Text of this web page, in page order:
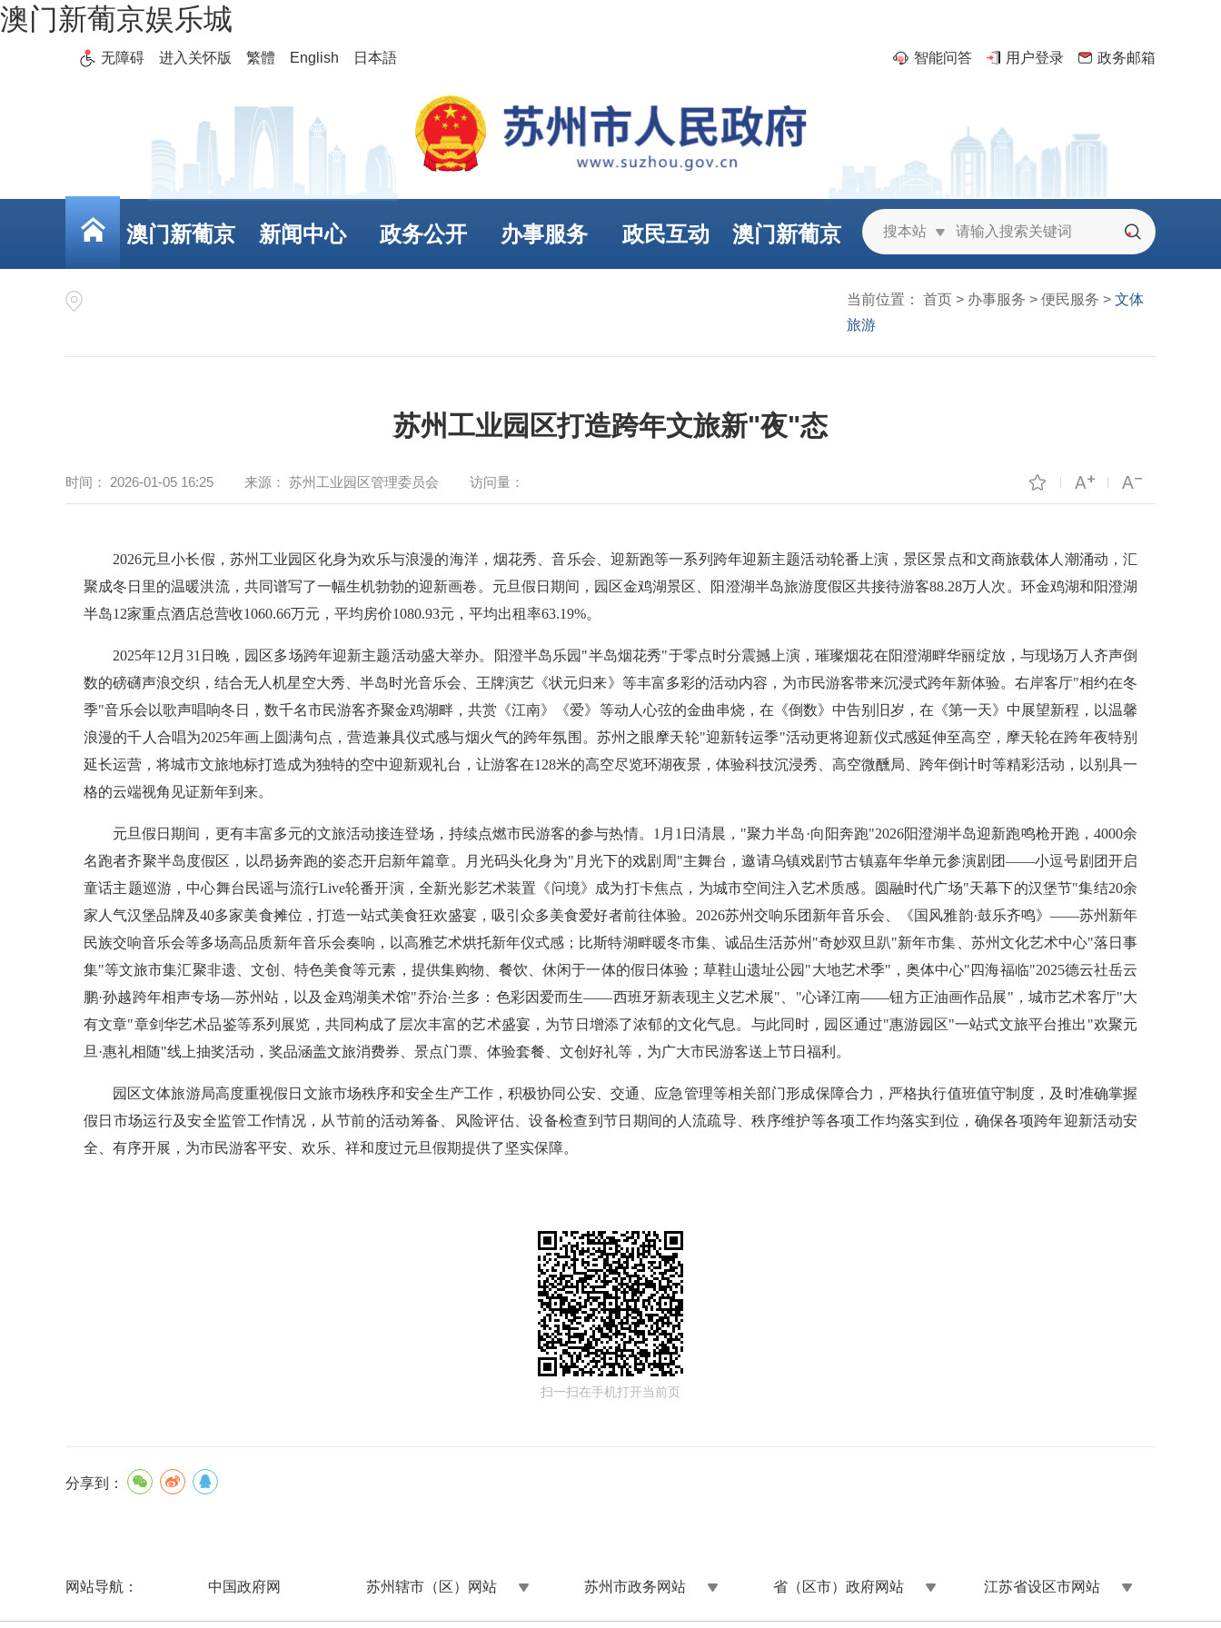
澳门新葡京娱乐城
无障碍 进入关怀版 繁體 English 日本語 智能问答 用户登录 政务邮箱
搜本站
澳门新葡京 新闻中心 政务公开 办事服务 政民互动 澳门新葡京
当前位置： 首页> 办事服务 > 便民服务 > 文体
旅游
苏州工业园区打造跨年文旅新"夜"态
时间： 2026-01-05 16:25 来源： 苏州工业园区管理委员会 访问量：
2026元旦小长假，苏州工业园区化身为欢乐与浪漫的海洋，烟花秀、音乐会、迎新跑等一系列跨年迎新主题活动轮番上演，景区景点和文商旅载体人潮涌动，汇
聚成冬日里的温暖洪流，共同谱写了一幅生机勃勃的迎新画卷。元旦假日期间，园区金鸡湖景区、阳澄湖半岛旅游度假区共接待游客88.28万人次。环金鸡湖和阳澄湖
半岛12家重点酒店总营收1060.66万元，平均房价1080.93元，平均出租率63.19%。
2025年12月31日晚，园区多场跨年迎新主题活动盛大举办。阳澄半岛乐园"半岛烟花秀"于零点时分震撼上演，璀璨烟花在阳澄湖畔华丽绽放，与现场万人齐声倒
数的磅礴声浪交织，结合无人机星空大秀、半岛时光音乐会、王牌演艺《状元归来》等丰富多彩的活动内容，为市民游客带来沉浸式跨年新体验。右岸客厅"相约在冬
季"音乐会以歌声唱响冬日，数千名市民游客齐聚金鸡湖畔，共赏《江南》《爱》等动人心弦的金曲串烧，在《倒数》中告别旧岁，在《第一天》中展望新程，以温馨
浪漫的千人合唱为2025年画上圆满句点，营造兼具仪式感与烟火气的跨年氛围。苏州之眼摩天轮"迎新转运季"活动更将迎新仪式感延伸至高空，摩天轮在跨年夜特别
延长运营，将城市文旅地标打造成为独特的空中迎新观礼台，让游客在128米的高空尽览环湖夜景，体验科技沉浸秀、高空微醺局、跨年倒计时等精彩活动，以别具一
格的云端视角见证新年到来。
元旦假日期间，更有丰富多元的文旅活动接连登场，持续点燃市民游客的参与热情。1月1日清晨，"聚力半岛·向阳奔跑"2026阳澄湖半岛迎新跑鸣枪开跑，4000余
名跑者齐聚半岛度假区，以昂扬奔跑的姿态开启新年篇章。月光码头化身为"月光下的戏剧周"主舞台，邀请乌镇戏剧节古镇嘉年华单元参演剧团——小逗号剧团开启
童话主题巡游，中心舞台民谣与流行Live轮番开演，全新光影艺术装置《问境》成为打卡焦点，为城市空间注入艺术质感。圆融时代广场"天幕下的汉堡节"集结20余
家人气汉堡品牌及40多家美食摊位，打造一站式美食狂欢盛宴，吸引众多美食爱好者前往体验。2026苏州交响乐团新年音乐会、《国风雅韵·鼓乐齐鸣》——苏州新年
民族交响音乐会等多场高品质新年音乐会奏响，以高雅艺术烘托新年仪式感；比斯特湖畔暖冬市集、诚品生活苏州"奇妙双旦趴"新年市集、苏州文化艺术中心"落日事
集"等文旅市集汇聚非遗、文创、特色美食等元素，提供集购物、餐饮、休闲于一体的假日体验；草鞋山遗址公园"大地艺术季"，奥体中心"四海福临"2025德云社岳云
鹏·孙越跨年相声专场—苏州站，以及金鸡湖美术馆"乔治·兰多：色彩因爱而生——西班牙新表现主义艺术展"、"心译江南——钮方正油画作品展"，城市艺术客厅"大
有文章"章剑华艺术品鉴等系列展览，共同构成了层次丰富的艺术盛宴，为节日增添了浓郁的文化气息。与此同时，园区通过"惠游园区"一站式文旅平台推出"欢聚元
旦·惠礼相随"线上抽奖活动，奖品涵盖文旅消费券、景点门票、体验套餐、文创好礼等，为广大市民游客送上节日福利。
园区文体旅游局高度重视假日文旅市场秩序和安全生产工作，积极协同公安、交通、应急管理等相关部门形成保障合力，严格执行值班值守制度，及时准确掌握
假日市场运行及安全监管工作情况，从节前的活动筹备、风险评估、设备检查到节日期间的人流疏导、秩序维护等各项工作均落实到位，确保各项跨年迎新活动安
全、有序开展，为市民游客平安、欢乐、祥和度过元旦假期提供了坚实保障。
扫一扫在手机打开当前页
分享到：
网站导航： 中国政府网 苏州辖市（区）网站 苏州市政务网站 省（区市）政府网站 江苏省设区市网站